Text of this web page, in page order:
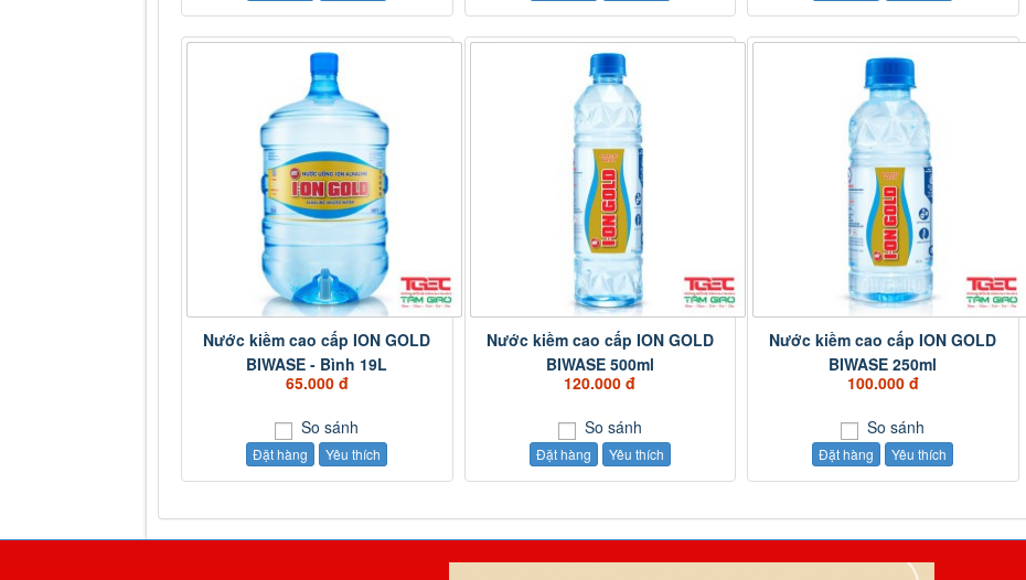
Nước kiềm cao cấp ION GOLD
BIWASE - Bình 19L
65.000 đ
So sánh
Đặt hàng Yêu thích
Nước kiềm cao cấp ION GOLD
BIWASE 500ml
120.000 đ
So sánh
Đặt hàng Yêu thích
Nước kiềm cao cấp ION GOLD
BIWASE 250ml
100.000 đ
So sánh
Đặt hàng Yêu thích